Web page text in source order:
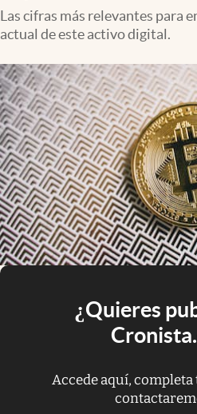
Las cifras más relevantes para
actual de este activo digital.
¿Quieres
Accede aquí, completa